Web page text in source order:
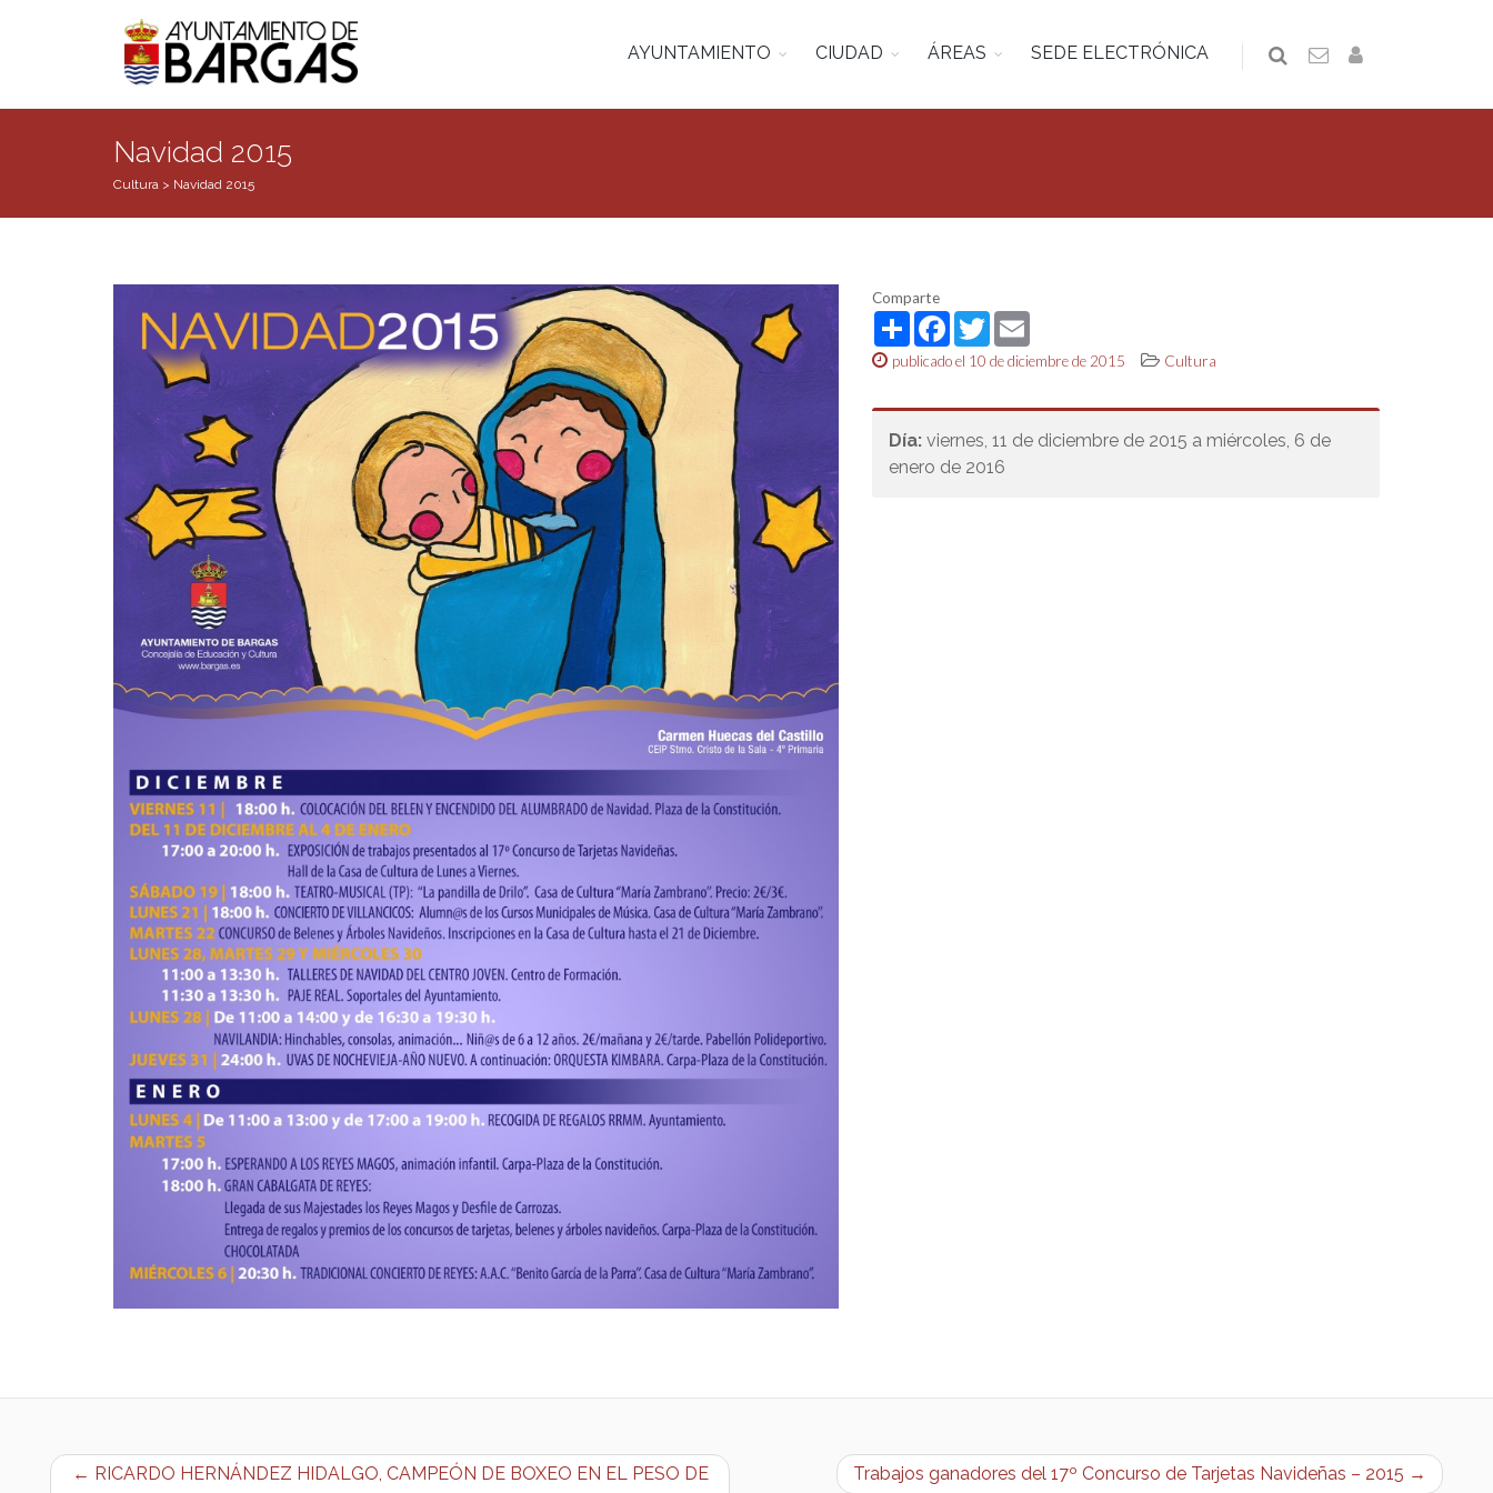
AYUNTAMIENTO CIUDAD ÁREAS SEDE ELECTRÓNICA
Navidad 2015
Cultura > Navidad 2015
Comparte
ShareFacebook
TwitterEmail
publicado el 10 de diciembre de 2015 Cultura
Día: viernes, 11 de diciembre de 2015 a miércoles, 6 de
enero de 2016
← RICARDO HERNÁNDEZ HIDALGO, CAMPEÓN DE BOXEO EN EL PESO DE
Trabajos ganadores del 17º Concurso de Tarjetas Navideñas – 2015 →